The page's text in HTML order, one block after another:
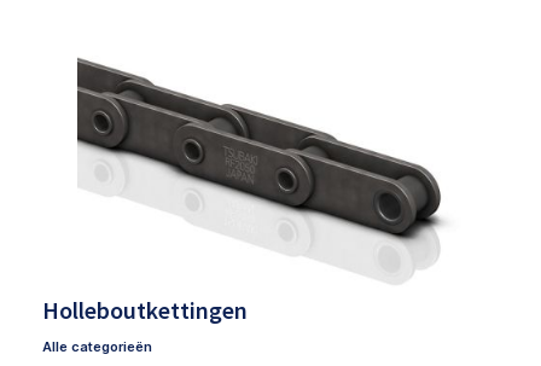
Holleboutkettingen
Alle categorieën